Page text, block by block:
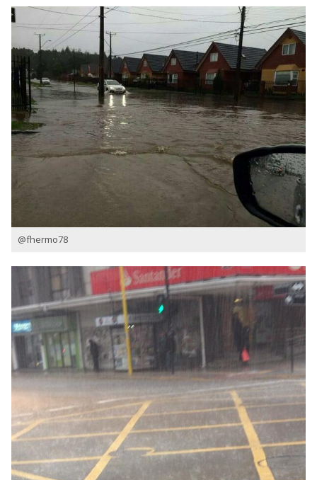
@fhermo78